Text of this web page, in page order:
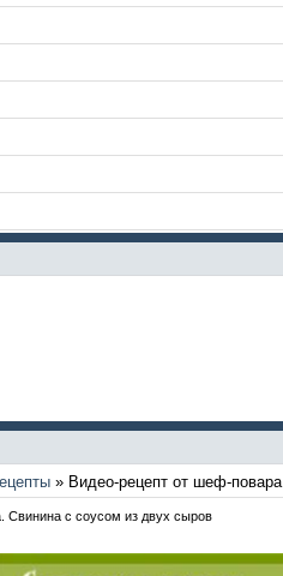
» Видео-рецепт от шеф-повара
Свинина с соусом из двух сыров